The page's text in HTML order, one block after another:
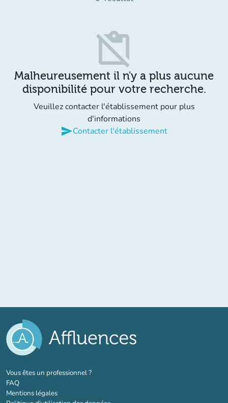
content_paste_off
Malheureusement il n'y a plus aucune
disponibilité pour votre recherche.
Veuillez contacter l'établissement pour plus
d'informations
sendContacter l'établissement
Vous êtes un professionnel ?(nouvel onglet)
FAQ
Mentions légales